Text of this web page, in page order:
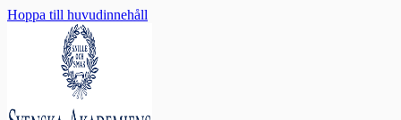
Hoppa till huvudinnehåll